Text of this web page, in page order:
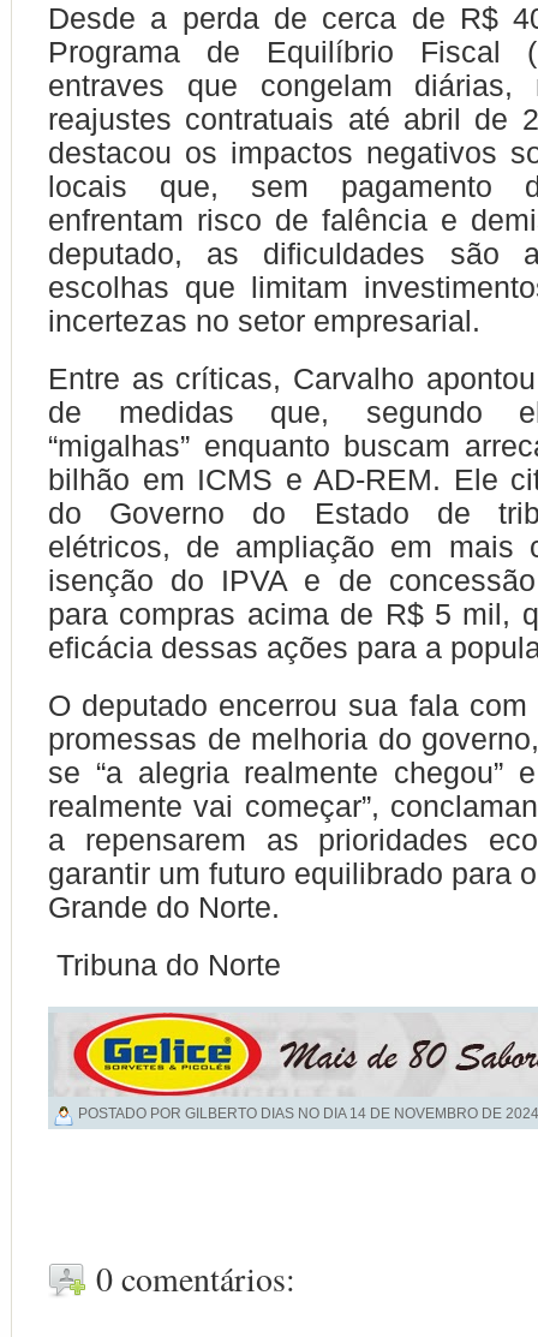
Desde a perda de cerca de R$
Programa de Equilíbrio Fiscal
entraves que congelam diárias,
reajustes contratuais até abril de
destacou os impactos negativos
locais que, sem pagamento
enfrentam risco de falência e
deputado, as dificuldades são
escolhas que limitam
incertezas no setor empresarial.
Entre as críticas, Carvalho
de medidas que, segundo
“migalhas” enquanto buscam
bilhão em ICMS e AD-REM. Ele
do Governo do Estado de
elétricos, de ampliação em mais
isenção do IPVA e de
para compras acima de R$ 5 mil,
eficácia dessas ações para a
O deputado encerrou sua fala
promessas de melhoria do
se “a alegria realmente chegou”
realmente vai começar”,
a repensarem as prioridades
garantir um futuro equilibrado para
Grande do Norte.
Tribuna do Norte
POSTADO POR GILBERTO DIAS NO DIA 14 DE NOVEMBRO DE 2024
0 comentários: